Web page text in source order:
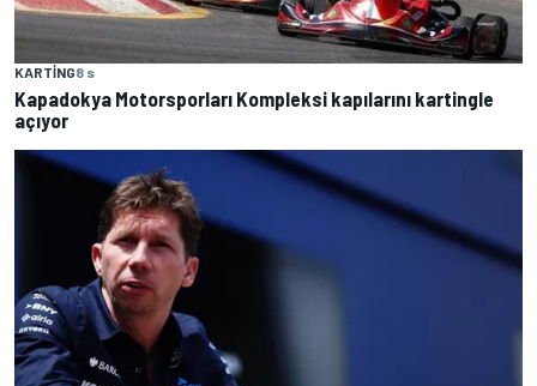
KARTING8 s
Kapadokya Motorsporları Kompleksi kapılarını kartingle
açıyor